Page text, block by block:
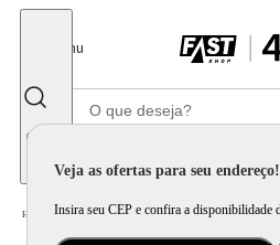
Menu
Veja as ofertas para seu endereço!
Insira seu CEP e confira a disponibilidade
Home Mercado / Bebida Vinho